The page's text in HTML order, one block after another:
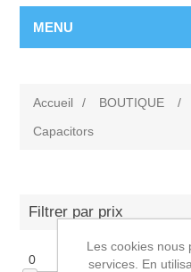
MENU
Accueil / BOUTIQUE /
Capacitors
Filtrer par prix
0
Les cookies nous
services. En